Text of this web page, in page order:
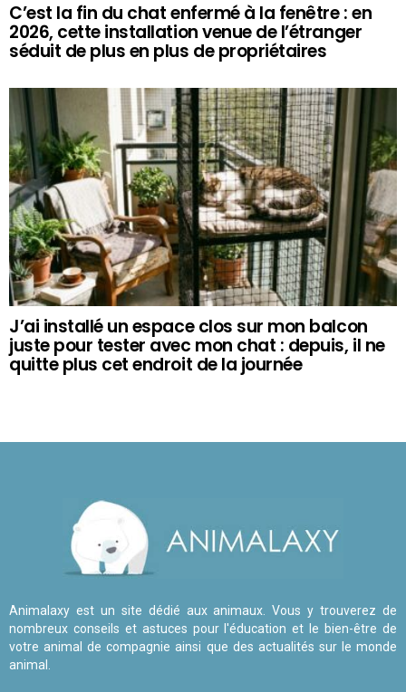
C’est la fin du chat enfermé à la fenêtre : en
2026, cette installation venue de l’étranger
séduit de plus en plus de propriétaires
J’ai installé un espace clos sur mon balcon
juste pour tester avec mon chat : depuis, il ne
quitte plus cet endroit de la journée
Animalaxy est un site dédié aux animaux. Vous y trouverez de
nombreux conseils et astuces pour l'éducation et le bien-être de
votre animal de compagnie ainsi que des actualités sur le monde
animal.